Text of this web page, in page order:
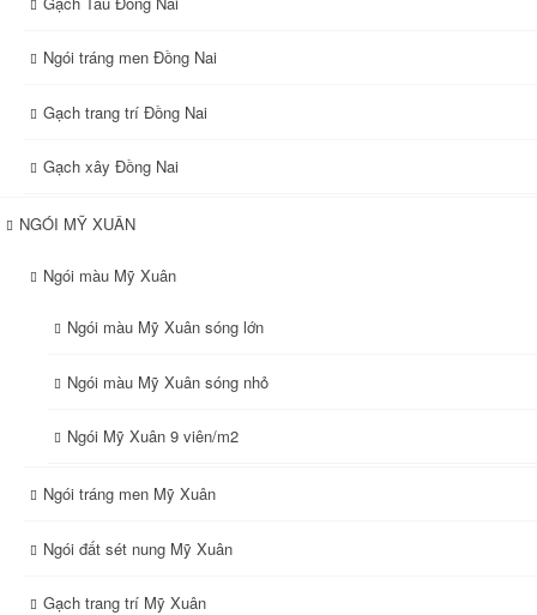
Ngói tráng men Đồng Nai
Gạch trang trí Đồng Nai
Gạch xây Đồng Nai
NGÓI MỸ XUÂN
Ngói màu Mỹ Xuân
Ngói màu Mỹ Xuân sóng lớn
Ngói màu Mỹ Xuân sóng nhỏ
Ngói Mỹ Xuân 9 viên/m2
Ngói tráng men Mỹ Xuân
Ngói đất sét nung Mỹ Xuân
Gạch trang trí Mỹ Xuân